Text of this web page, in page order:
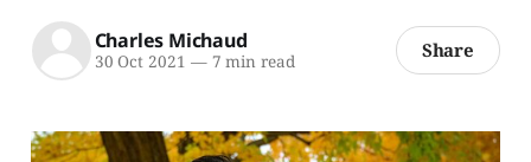
Charles Michaud
30 Oct 2021 —7 min read Share